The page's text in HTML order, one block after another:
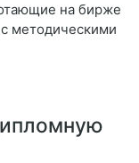
на бирже
методическими